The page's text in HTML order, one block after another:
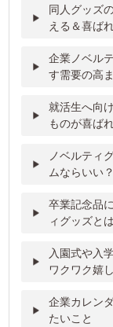
同人グッズ
える＆喜ば
企業ノベル
す需要の高
就活生へ向
ものが喜ば
ノベルティ
ムならいい
卒業記念品
ィグッズと
入園式や入
ワクワク嬉
企業カレン
たいこと